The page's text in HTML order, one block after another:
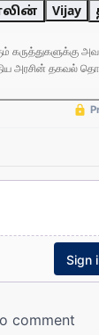
Vijay
கருத்துகளுக்கு
அரசின் தகவல்